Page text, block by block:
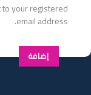
your registered
email address.